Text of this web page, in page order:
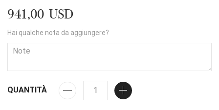
941,00 USD
Hai qualche nota da aggiungere?
QUANTITÀ